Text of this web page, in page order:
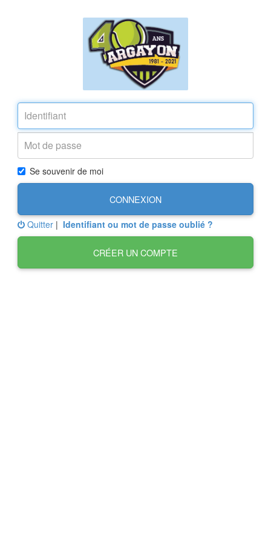
Se souvenir de moi
CONNEXION
Quitter | Identifiant ou mot de passe oublié ?
CRÉER UN COMPTE